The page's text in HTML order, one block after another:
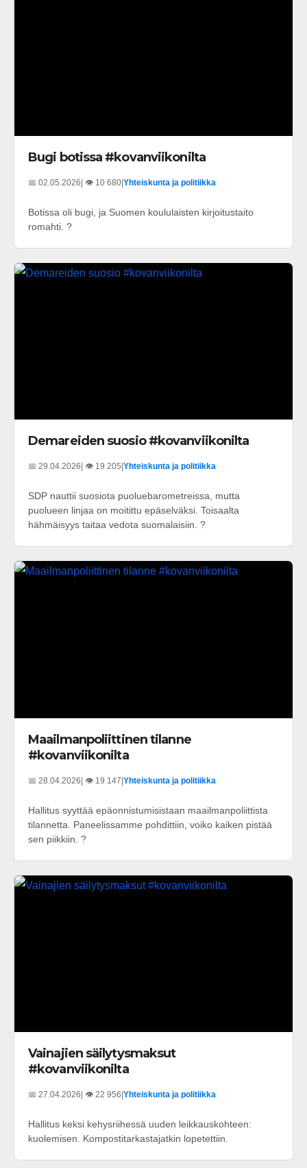
Bugi botissa #kovanviikonilta
📅 02.05.2026 | 👁️ 10 680 Yhteiskunta ja politiikka
Botissa oli bugi, ja Suomen koululaisten kirjoitustaito
romahti. ?
Demareiden suosio #kovanviikonilta
📅 29.04.2026 | 👁️ 19 205 Yhteiskunta ja politiikka
SDP nauttii suosiota puoluebarometreissa, mutta
puolueen linjaa on moitittu epäselväksi. Toisaalta
hähmäisyys taitaa vedota suomalaisiin. ?
Maailmanpoliittinen tilanne
#kovanviikonilta
📅 28.04.2026| 👁️ 19 147|Yhteiskunta ja politiikka
Hallitus syyttää epäonnistumisistaan maailmanpoliittista
tilannetta. Paneelissamme pohdittiin, voiko kaiken pistää
sen piikkiin. ?
Vainajien säilytysmaksut
#kovanviikonilta
📅 27.04.2026 | 👁️ 22 956 Yhteiskunta ja politiikka
Hallitus keksi kehysriihessä uuden leikkauskohteen:
kuolemisen. Kompostitarkastajatkin lopetettiin.